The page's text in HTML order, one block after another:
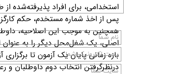
استخدامی، برای افراد پذیرفته‌شده
پس از اخذ شماره مستخدم، حکم
همچنین به موجب این اصلاحیه،
اصلی، یک شغل‌محل دیگر را به عنوان
درنظرگرفتن انتخاب دوم داوطلبان